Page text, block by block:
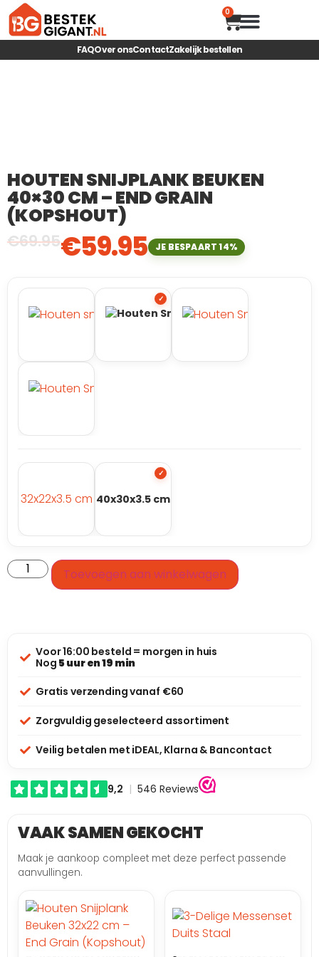
0
FAQOver onsContactZakelijk bestellen
HOUTEN SNIJPLANK BEUKEN
40×30 CM – END GRAIN
(KOPSHOUT)
€69.95€59.95 JE BESPAART 14%
32x22x3.5 cm 40x30x3.5 cm
Toevoegen aan winkelwagen
Voor 16:00 besteld = morgen in huis
Nog 5 uur en 19 min
Gratis verzending vanaf €60
Zorgvuldig geselecteerd assortiment
Veilig betalen met iDEAL, Klarna & Bancontact
VAAK SAMEN GEKOCHT
Maak je aankoop compleet met deze perfect passende
aanvullingen.